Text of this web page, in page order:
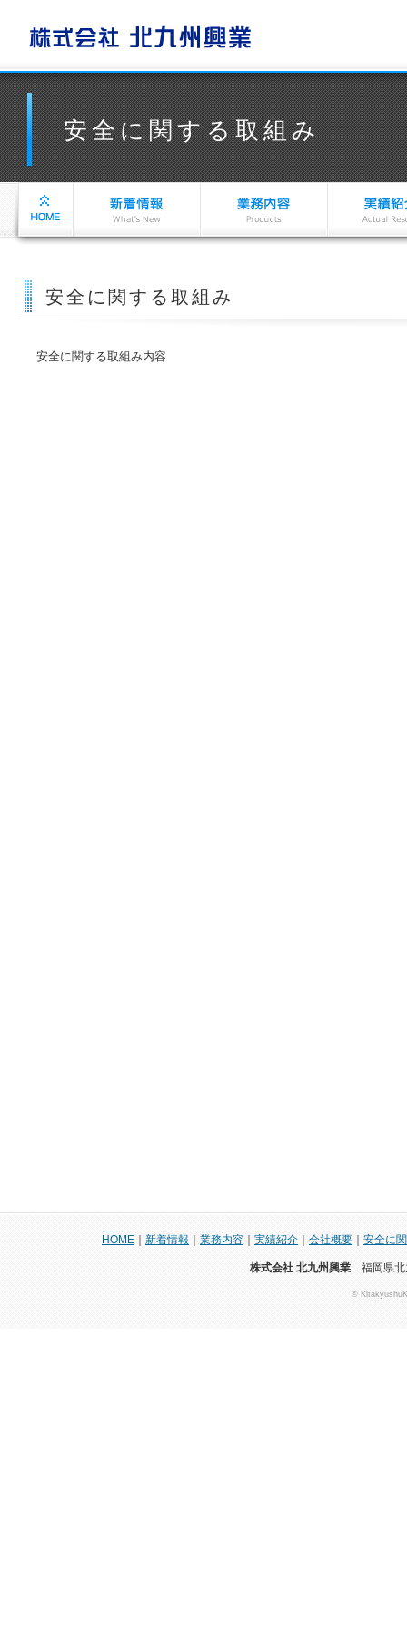
安全に関する取組み
安全に関する取組み
安全に関する取組み内容
HOME 新着情報 業務内容 実績紹介 会社概要 安全に
株式会社 北九州興業福岡県北
©